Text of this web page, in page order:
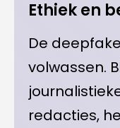
Ethiek en
De
volwassen.
redacties,